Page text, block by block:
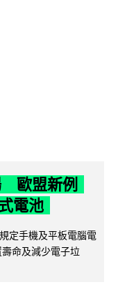
歐盟新例
電池
定手機及平板電腦電
命及減少電子垃